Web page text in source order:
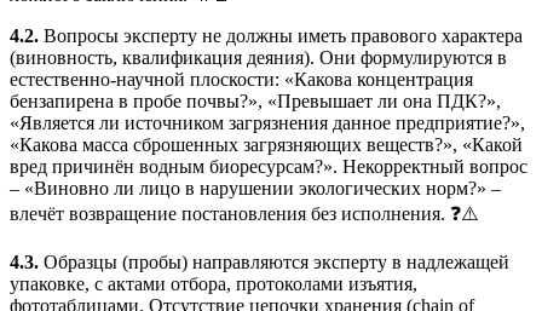
4.2. Вопросы эксперту не должны иметь правового характера
(виновность, квалификация деяния). Они формулируются в
естественно-научной плоскости: «Какова концентрация
бензапирена в пробе почвы?», «Превышает ли она ПДК?»,
«Является ли источником загрязнения данное предприятие?»,
«Какова масса сброшенных загрязняющих веществ?», «Какой
вред причинён водным биоресурсам?». Некорректный вопрос
– «Виновно ли лицо в нарушении экологических норм?» –
влечёт возвращение постановления без исполнения. ❓⚠️
4.3. Образцы (пробы) направляются эксперту в надлежащей
упаковке, с актами отбора, протоколами изъятия,
фототаблицами. Отсутствие цепочки хранения (chain of